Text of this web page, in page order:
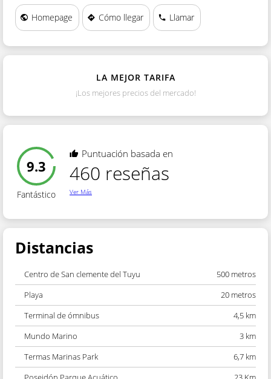
Homepage Cómo llegar Llamar
LA MEJOR TARIFA
¡Los mejores precios del mercado!
9.3
Fantástico
Puntuación basada en
460 reseñas
Ver Más
Distancias
Centro de San clemente del Tuyu
500 metros
Playa
20 metros
Terminal de ómnibus
4,5 km
Mundo Marino
3 km
Termas Marinas Park
6,7 km